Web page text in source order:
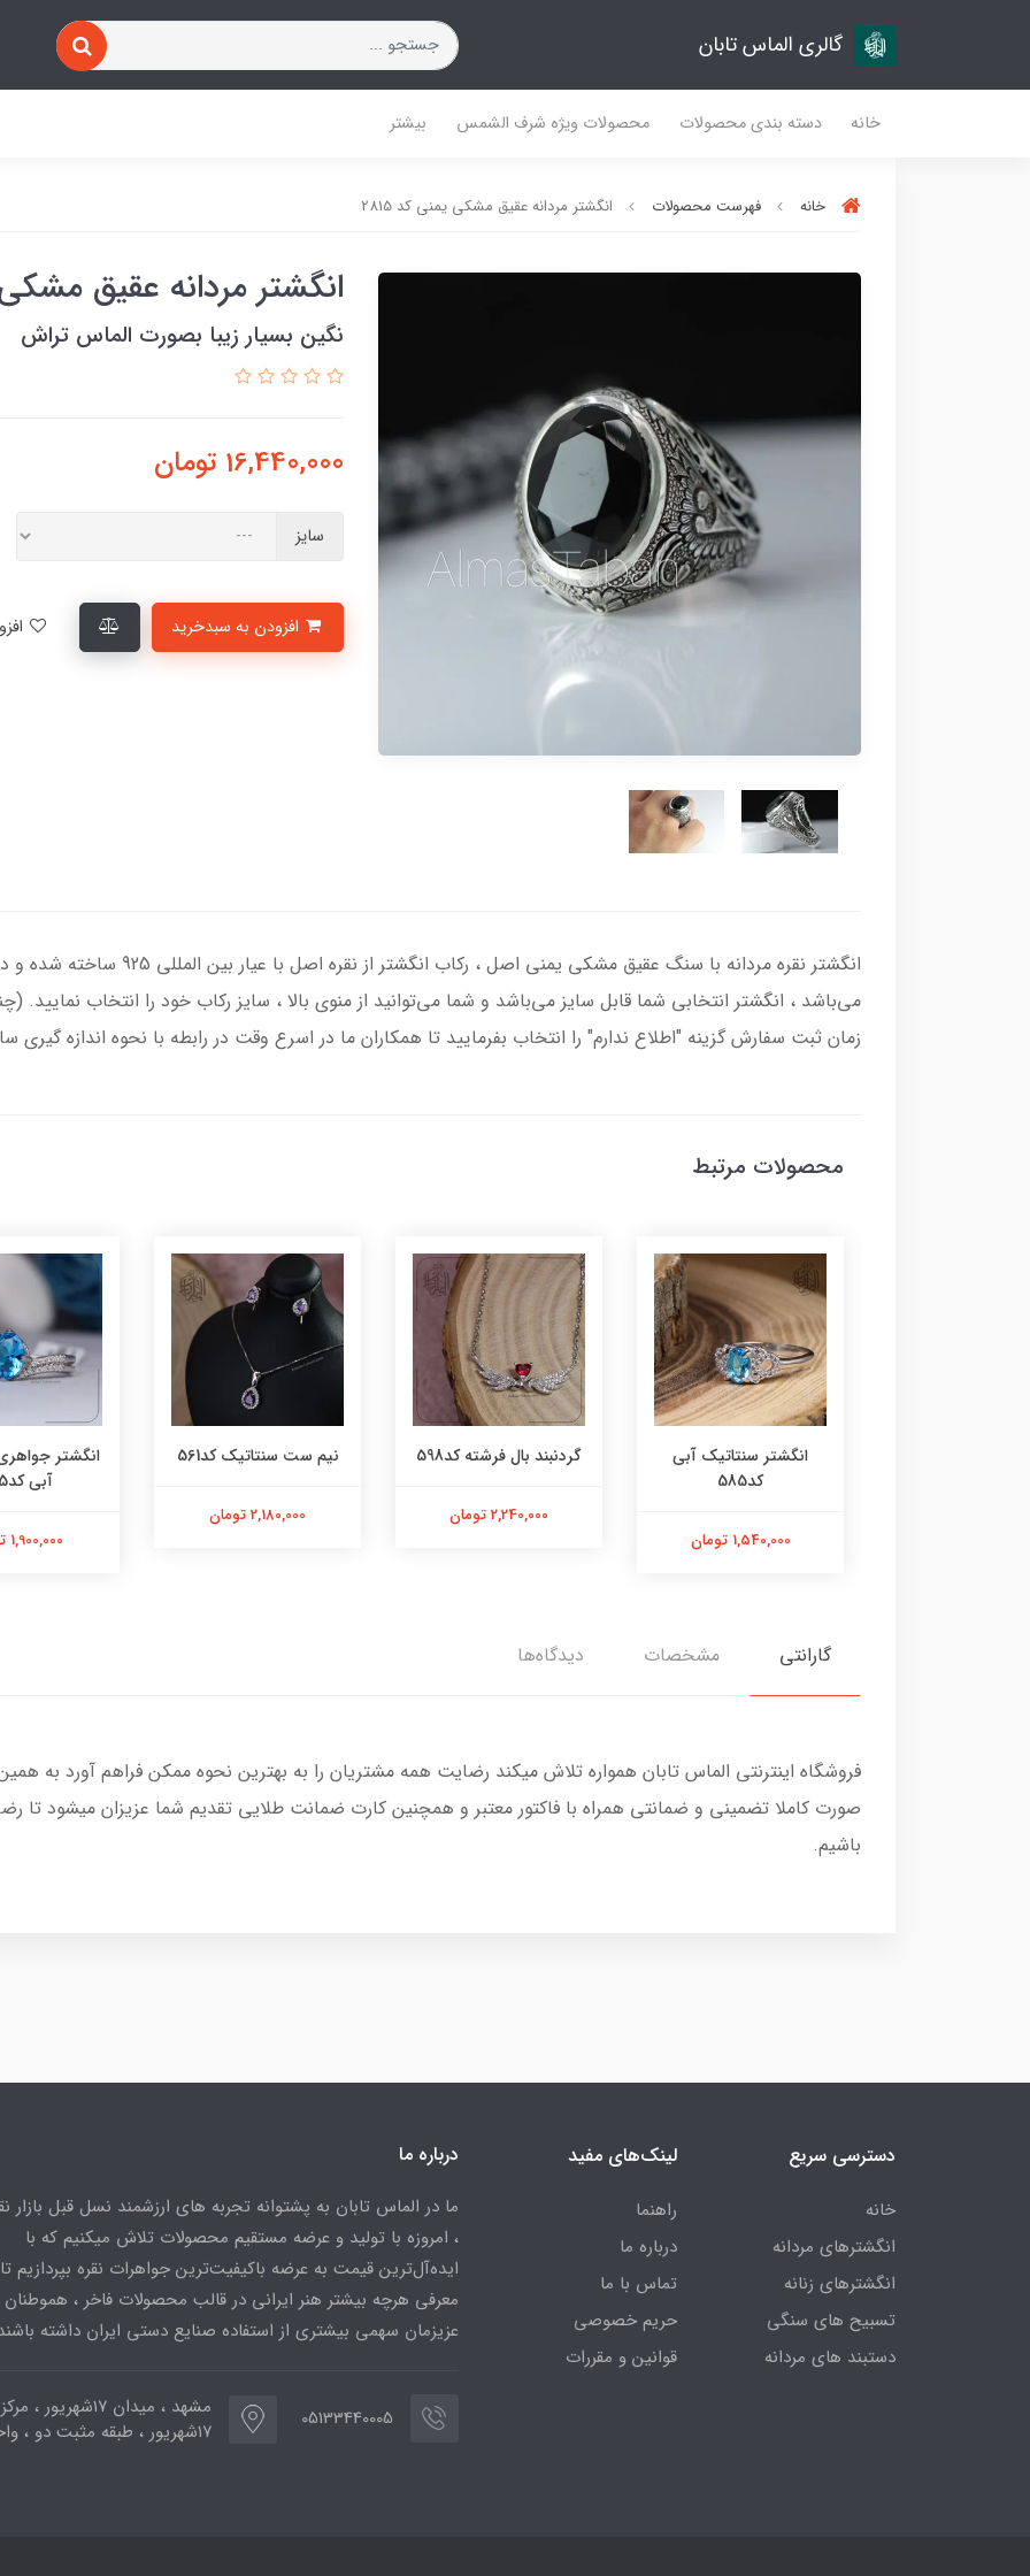
گالری الماس تابان
خانه دسته بندی محصولات محصولات ویژه شرف الشمس بیشتر
خانه فهرست محصولات انگشتر مردانه عقیق مشکی یمنی کد 2815
انگشتر مردانه عقیق مشکی
نگین بسیار زیبا بصورت الماس تراش
16,440,000 تومان
سایز
انگشتر نقره مردانه با سنگ عقیق مشکی
می‌باشد ، انگشتر انتخابی شما قابل سایز می‌باشد و شما می‌توانید از منوی بالا ، سایز رکاب خود را انتخاب نمایید.
زمان ثبت سفارش گزینه "اطلاع ندارم" را انتخاب بفرمایید تا همکاران ما در اسرع وقت در رابطه با نحوه اندازه گیری
محصولات مرتبط
انگشتر سنتاتیک آبی
کد585
1,540,000 تومان
گردنبند بال فرشته کد598
2,240,000 تومان
نیم ست سنتاتیک کد561
2,180,000 تومان
انگشتر
آبی کد565
1,900,000 تومان
گارانتی مشخصات دیدگاه‌ها
فروشگاه اینترنتی الماس تابان همواره تلاش میکند رضایت همه مشتریان را به بهترین نحوه ممکن فراهم آورد به
صورت کاملا تضمینی و ضمانتی همراه با فاکتور معتبر و همچنین کارت ضمانت طلایی تقدیم شما عزیزان میشود تا
باشیم.
دسترسی سریع
خانه
انگشترهای مردانه
انگشترهای زنانه
تسبیح های سنگی
دستبند های مردانه
لینک‌های مفید
راهنما
درباره ما
تماس با ما
حریم خصوصی
قوانین و مقررات
درباره ما
ما در الماس تابان به پشتوانه تجربه های ارزشمند نسل قبل بازار
، امروزه با تولید و عرضه مستقیم محصولات تلاش میکنیم که با
ایده‌آل‌ترین قیمت به عرضه باکیفیت‌ترین جواهرات نقره بپردازیم تا
معرفی هرچه بیشتر هنر ایرانی در قالب محصولات فاخر ، هموطنان
عزیزمان سهمی بیشتری از استفاده صنایع دستی ایران داشته
05133440005
مشهد ، میدان ۱۷شهریور
۱۷شهریور ، طبقه مثبت دو ، واحد ۷۷۳